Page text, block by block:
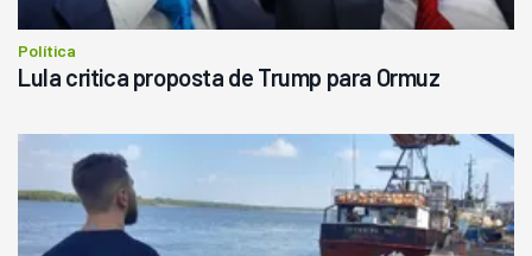
Política
Lula critica proposta de Trump para Ormuz